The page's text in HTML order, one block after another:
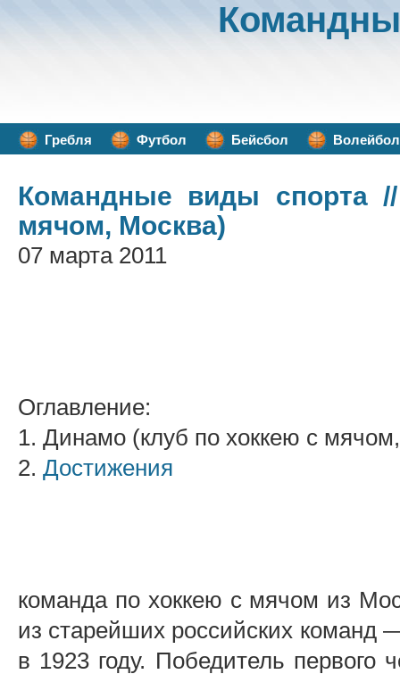
Гребля Футбол Бейсбол Волейбол
Командные виды спорта//
мячом, Москва)
07 марта 2011
Оглавление:
1. Динамо (клуб по хоккею с
2. Достижения
команда по хоккею с мячом из
из старейших российских команд
в 1923 году. Победитель первого